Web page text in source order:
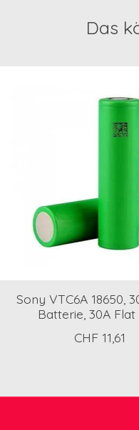
Das
Sony VTC6A 18650,
Batterie, 30A Flat
CHF 11,61